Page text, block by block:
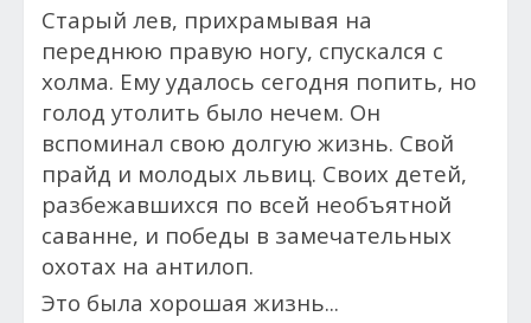
Старый лев, прихрамывая на
переднюю правую ногу, спускался с
холма. Ему удалось сегодня попить, но
голод утолить было нечем. Он
вспоминал свою долгую жизнь. Свой
прайд и молодых львиц. Своих детей,
разбежавшихся по всей необъятной
саванне, и победы в замечательных
охотах на антилоп.
Это была хорошая жизнь...